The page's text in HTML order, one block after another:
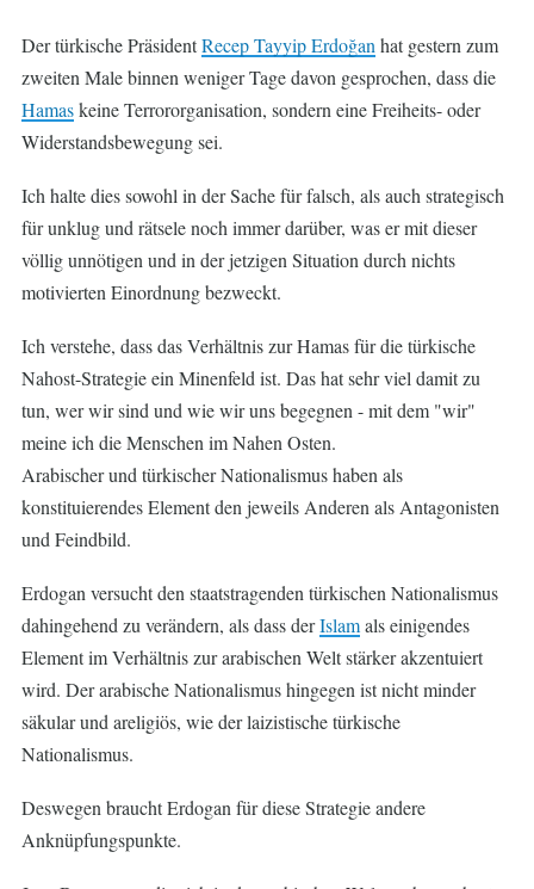
Der türkische PräsidentRecep Tayyip Erdoğan hat gestern zum
zweiten Male binnen weniger Tage davon gesprochen, dass die
Hamaskeine Terrororganisation, sondern eine Freiheits- oder
Widerstandsbewegung sei.
Ich halte dies sowohl in der Sache für falsch, als auch strategisch
für unklug und rätsele noch immer darüber, was er mit dieser
völlig unnötigen und in der jetzigen Situation durch nichts
motivierten Einordnung bezweckt.
Ich verstehe, dass das Verhältnis zur Hamas für die türkische
Nahost-Strategie ein Minenfeld ist. Das hat sehr viel damit zu
tun, wer wir sind und wie wir uns begegnen - mit dem "wir"
meine ich die Menschen im Nahen Osten.
Arabischer und türkischer Nationalismus haben als
konstituierendes Element den jeweils Anderen als Antagonisten
und Feindbild.
Erdogan versucht den staatstragenden türkischen Nationalismus
dahingehend zu verändern, als dass derIslamals einigendes
Element im Verhältnis zur arabischen Welt stärker akzentuiert
wird. Der arabische Nationalismus hingegen ist nicht minder
säkular und areligiös, wie der laizistische türkische
Nationalismus.
Deswegen braucht Erdogan für diese Strategie andere
Anknüpfungspunkte.